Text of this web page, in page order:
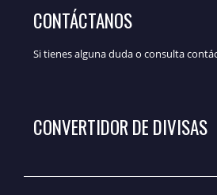
CONTÁCTANOS
Si tienes alguna duda o consulta
CONVERTIDOR DE DIVISAS